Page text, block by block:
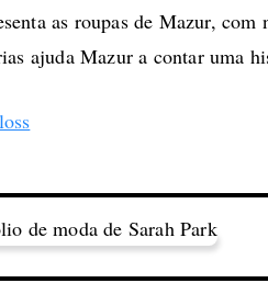
as roupas de Mazur,
ajuda Mazur a contar uma